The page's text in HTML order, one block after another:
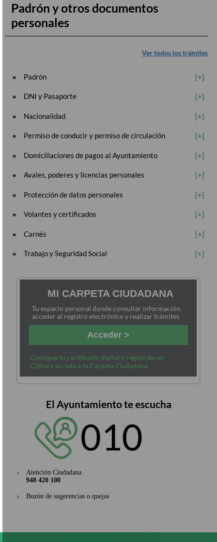
Padrón y otros documentos
personales
Ver todos los trámites
Padrón
DNI y Pasaporte
Nacionalidad
Permiso de conducir y permiso de circulación
Domiciliaciones de pagos al Ayuntamiento
Avales, poderes y licencias personales
Protección de datos personales
Volantes y certificados
Carnés
Trabajo y Seguridad Social
MI CARPETA CIUDADANA
Tu espacio personal donde consultar información,
acceder al registro electrónico y realizar trámites
Acceder >
Consigue tu certificado digital o regístrate en
Cl@ve y accede a tu Carpeta Ciudadana
El Ayuntamiento te escucha
Atención Ciudadana
948 420 100
Buzón de sugerencias o quejas